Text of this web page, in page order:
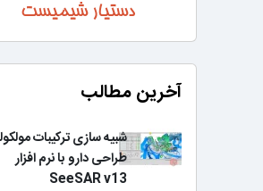
آخرین مطالب
شبیه سازی ترکیبات
طراحی دارو با نرم افزار
SeeSAR v13